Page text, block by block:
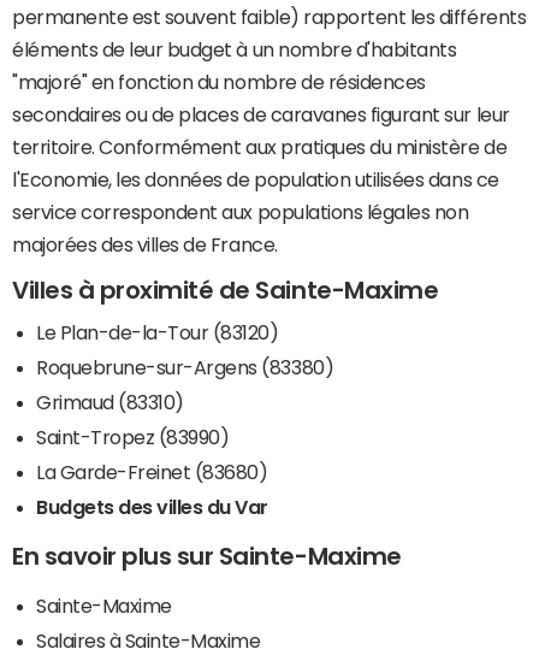
permanente est souvent faible) rapportent les différents
éléments de leur budget à un nombre d'habitants
"majoré" en fonction du nombre de résidences
secondaires ou de places de caravanes figurant sur leur
territoire. Conformément aux pratiques du ministère de
l'Economie, les données de population utilisées dans ce
service correspondent aux populations légales non
majorées des villes de France.
Villes à proximité de Sainte-Maxime
Le Plan-de-la-Tour (83120)
Roquebrune-sur-Argens (83380)
Grimaud (83310)
Saint-Tropez (83990)
La Garde-Freinet (83680)
Budgets des villes du Var
En savoir plus sur Sainte-Maxime
Sainte-Maxime
Salaires à Sainte-Maxime